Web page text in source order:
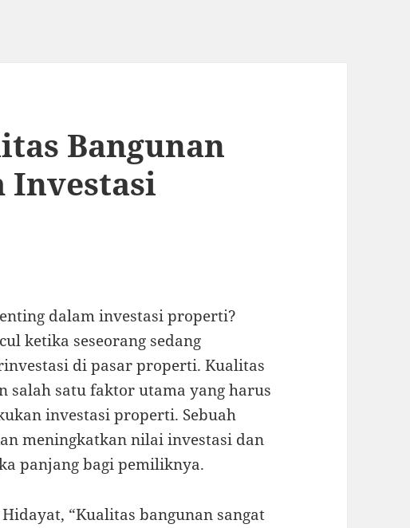
Bangunan
Investasi
dalam investasi properti?
ketika seseorang sedang
di pasar properti. Kualitas
salah satu faktor utama yang harus
investasi properti. Sebuah
meningkatkan nilai investasi dan
panjang bagi pemiliknya.
“Kualitas bangunan sangat